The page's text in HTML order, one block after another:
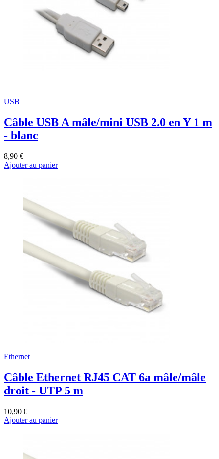
USB
Câble USB A mâle/mini USB 2.0 en Y 1 m
- blanc
8,90 €
Ajouter au panier
Ethernet
Câble Ethernet RJ45 CAT 6a mâle/mâle
droit - UTP 5 m
10,90 €
Ajouter au panier